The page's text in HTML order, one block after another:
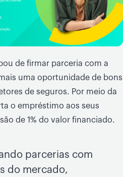
de firmar parceria com a
uma oportunidade de bons
de seguros. Por meio da
o empréstimo aos seus
de 1% do valor financiado.
parcerias com
do mercado,